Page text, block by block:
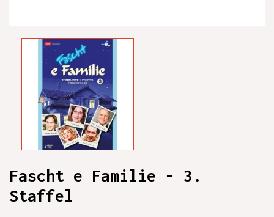
Fascht e Familie - 3.
Staffel